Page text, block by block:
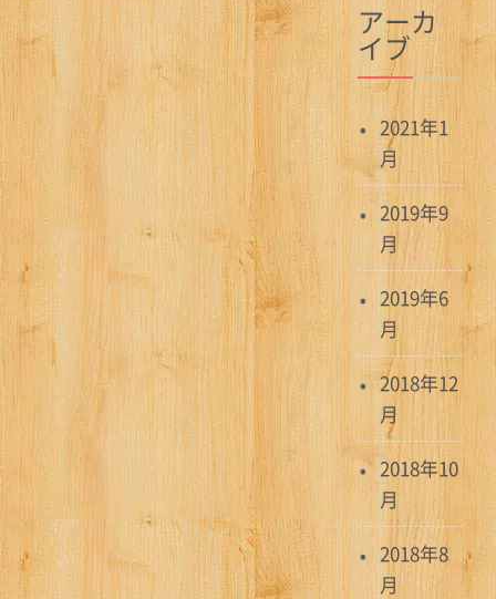
アーカ
イブ
2021年1
月
2019年9
月
2019年6
月
2018年12
月
2018年10
月
2018年8
月